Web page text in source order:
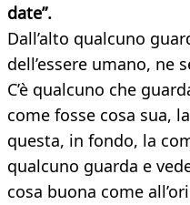
date”.
Dall’alto qualcuno
dell’essere umano, ne
C’è qualcuno che
come fosse cosa sua,
questa, in fondo, la
qualcuno guarda e
cosa buona come